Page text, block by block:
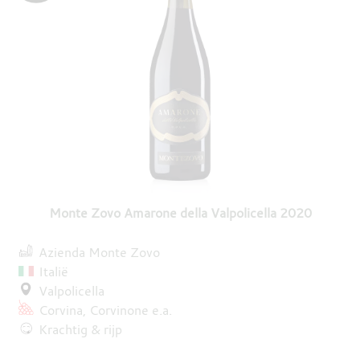
Monte Zovo Amarone della Valpolicella 2020
Azienda Monte Zovo
Italië
Valpolicella
Corvina Corvinone e.a.
Krachtig & rijp